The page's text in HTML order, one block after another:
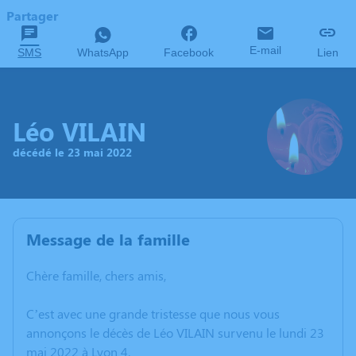
Partager
SMS WhatsApp Facebook E-mail Lien
Léo VILAIN
décédé le 23 mai 2022
Message de la famille
Chère famille, chers amis,
C’est avec une grande tristesse que nous vous
annonçons le décès de Léo VILAIN survenu le lundi 23
mai 2022 à Lyon 4.